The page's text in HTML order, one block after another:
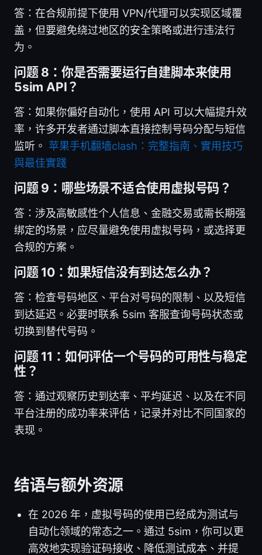
答：在合规前提下使用 VPN/代理可以实现区域覆
盖，但要避免绕过地区的安全策略或进行违法行
为。
问题 8：你是否需要运行自建脚本来使用
5sim API？
答：如果你偏好自动化，使用 API 可以大幅提升效
率，许多开发者通过脚本直接控制号码分配与短信
监听。 苹果手机翻墙clash：完整指南、實用技巧
與最佳實踐
问题 9：哪些场景不适合使用虚拟号码？
答：涉及高敏感性个人信息、金融交易或需长期强
绑定的场景，应尽量避免使用虚拟号码，或选择更
合规的方案。
问题 10：如果短信没有到达怎么办？
答：检查号码地区、平台对号码的限制、以及短信
到达延迟。必要时联系 5sim 客服查询号码状态或
切换到替代号码。
问题 11：如何评估一个号码的可用性与稳定
性？
答：通过观察历史到达率、平均延迟、以及在不同
平台注册的成功率来评估，记录并对比不同国家的
表现。
结语与额外资源
在 2026 年，虚拟号码的使用已经成为测试与
自动化领域的常态之一。通过 5sim，你可以更
高效地实现验证码接收、降低测试成本、并提